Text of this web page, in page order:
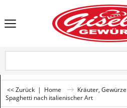
<< Zurück | Home
Kräuter,
Spaghetti nach italienischer Art